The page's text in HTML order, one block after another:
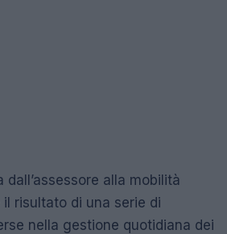
dall’assessore alla mobilità
il risultato di una serie di
nella gestione quotidiana dei